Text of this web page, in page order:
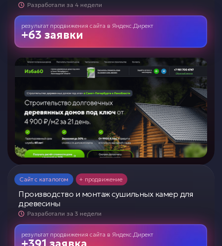
Разработали за 4 недели
результат продвижения сайта в Яндекс.Директ
+63 заявки
Сайт с каталогом + продвижение
Производство и монтаж сушильных камер для
древесины
Разработали за 3 недели
результат продвижения сайта в Яндекс.Директ